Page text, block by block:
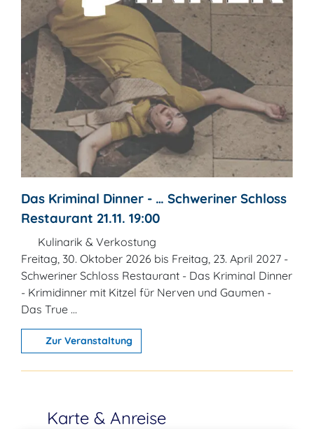
Das Kriminal Dinner - … Schweriner Schloss
Restaurant 21.11. 19:00
Kulinarik & Verkostung
Freitag, 30. Oktober 2026 bis Freitag, 23. April 2027 -
Schweriner Schloss Restaurant - Das Kriminal Dinner
- Krimidinner mit Kitzel für Nerven und Gaumen -
Das True ...
Zur Veranstaltung
Karte & Anreise